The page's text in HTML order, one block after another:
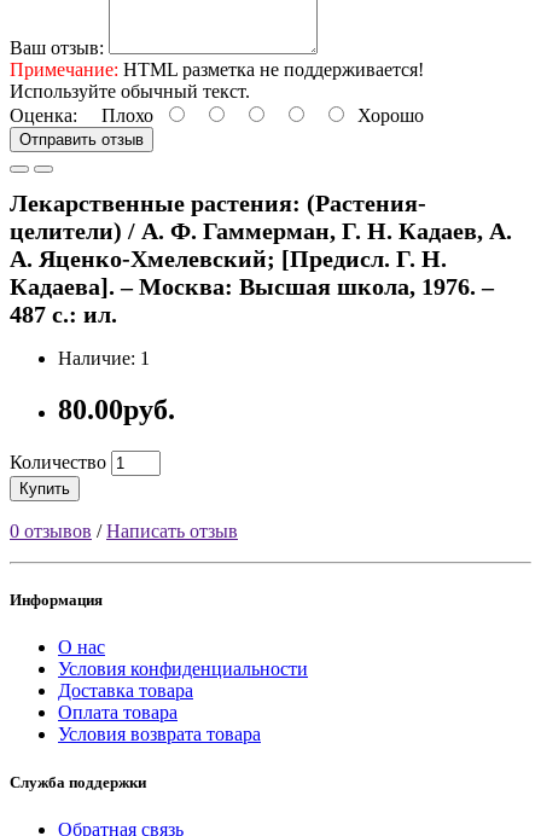
Ваш отзыв:
Примечание: HTML разметка не поддерживается!
Используйте обычный текст.
Оценка: Плохо Хорошо
Отправить отзыв
Лекарственные растения: (Растения-
целители) / А. Ф. Гаммерман, Г. Н. Кадаев, А.
А. Яценко-Хмелевский; [Предисл. Г. Н.
Кадаева]. – Москва: Высшая школа, 1976. –
487 с.: ил.
Наличие: 1
80.00руб.
Количество
Купить
0 отзывов /Написать отзыв
Информация
О нас
Условия конфиденциальности
Доставка товара
Оплата товара
Условия возврата товара
Служба поддержки
Обратная связь